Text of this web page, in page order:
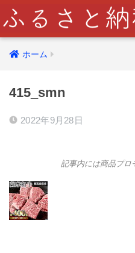
ホーム
415_smn
2022年9月28日
記事内には商品プロ